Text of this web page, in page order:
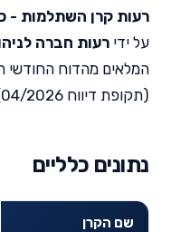
רעות קרן השתלמות -
על ידי רעות חברה
המלאים מהדוח החודשי
(תקופת דיווח 04/2026).
נתונים כלליים
שם הקרן